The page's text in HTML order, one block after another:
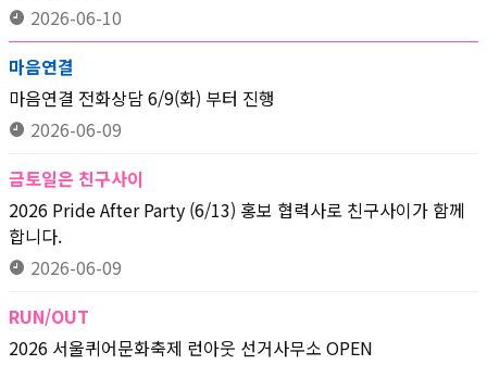
2026-06-10
마음연결
마음연결 전화상담 6/9(화) 부터 진행
2026-06-09
금토일은 친구사이
2026 Pride After Party (6/13) 홍보 협력사로 친구사이가 함께
합니다.
2026-06-09
RUN/OUT
2026 서울퀴어문화축제 런아웃 선거사무소 OPEN